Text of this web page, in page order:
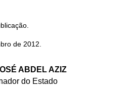
de 2012.
ABDEL AZIZ
do Estado